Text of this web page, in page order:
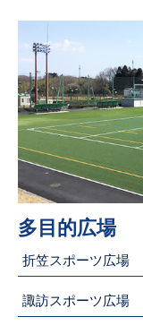
多目的広場
折笠スポーツ広場
諏訪スポーツ広場